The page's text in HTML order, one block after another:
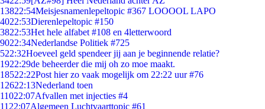
13822:54Meisjesnamenlepeltopic #367 LOOOOL LAPO
4022:53Dierenlepeltopic #150
3822:53Het hele alfabet #108 en 4letterwoord
9022:34Nederlandse Politiek #725
522:32Hoeveel geld spendeer jij aan je beginnende relatie?
1922:29de beheerder die mij oh zo moe maakt.
18522:22Post hier zo vaak mogelijk om 22:22 uur #76
12622:13Nederland toen
11022:07Afvallen met injecties #4
11 22:07Algemeen Luchtvaarttopic #61